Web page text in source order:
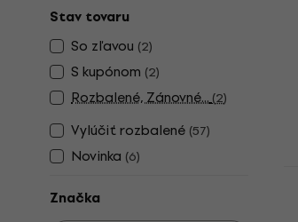
Stav tovaru
So zľavou (2)
S kupónom (2)
Rozbalené, Zánovné...(2)
Vylúčiť rozbalené (57)
Novinka (6)
Značka